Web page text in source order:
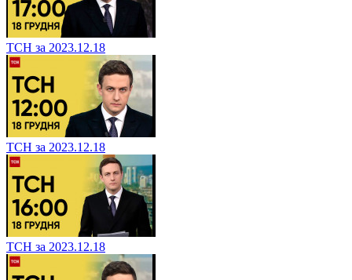
ТСН за 2023.12.18
ТСН за 2023.12.18
ТСН за 2023.12.18